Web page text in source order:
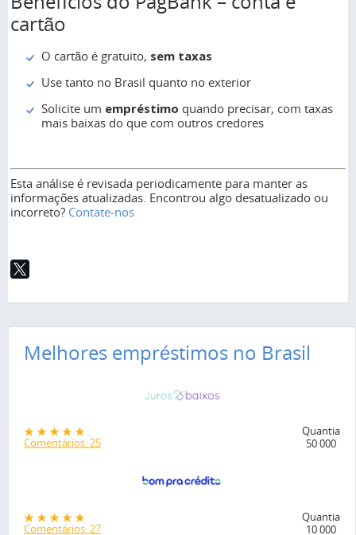
cartão
O cartão é gratuito, sem taxas
Use tanto no Brasil quanto no exterior
Solicite um empréstimo quando precisar, com taxas
mais baixas do que com outros credores
Esta análise é revisada periodicamente para manter as
informações atualizadas. Encontrou algo desatualizado ou
incorreto? Contate-nos
Melhores empréstimos no Brasil
Comentários: 25
Quantia
50 000
Comentários: 27
Quantia
10 000